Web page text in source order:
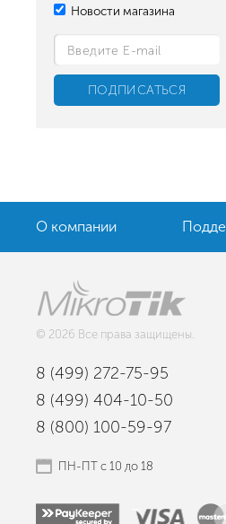
Новости магазина
О компании
© 2026 Все права защищены.
8 (499) 272-75-95
8 (499) 404-10-50
8 (800) 100-59-97
ПН-ПТ с 10 до 18